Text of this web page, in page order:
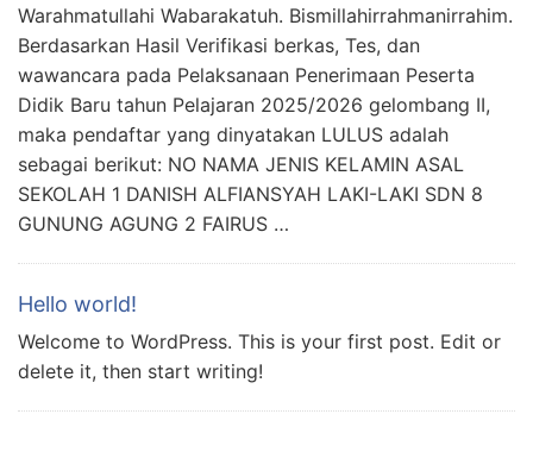
Warahmatullahi Wabarakatuh. Bismillahirrahmanirrahim.
Berdasarkan Hasil Verifikasi berkas, Tes, dan
wawancara pada Pelaksanaan Penerimaan Peserta
Didik Baru tahun Pelajaran 2025/2026 gelombang II,
maka pendaftar yang dinyatakan LULUS adalah
sebagai berikut: NO NAMA JENIS KELAMIN ASAL
SEKOLAH 1 DANISH ALFIANSYAH LAKI-LAKI SDN 8
GUNUNG AGUNG 2 FAIRUS …
Hello world!
Welcome to WordPress. This is your first post. Edit or
delete it, then start writing!